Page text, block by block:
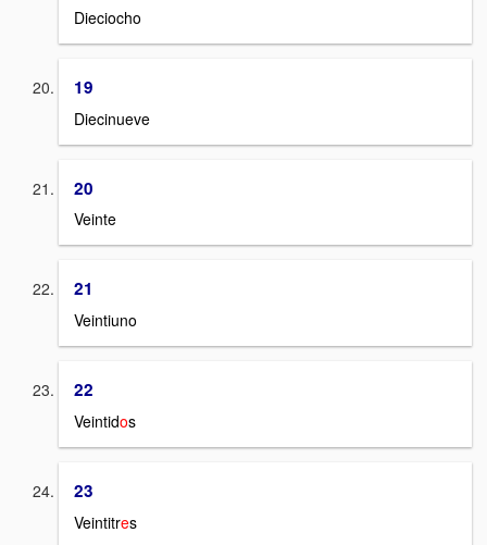
Dieciocho
19
Diecinueve
20
Veinte
21
Veintiuno
22
Veintidos
23
Veintitres